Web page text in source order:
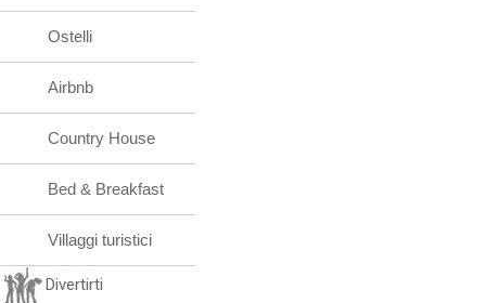
Ostelli
Airbnb
Country House
Bed & Breakfast
Villaggi turistici
Divertirti